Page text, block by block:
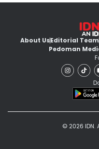
About UsEditorial Team
Pedoman
© 2026 IDN.